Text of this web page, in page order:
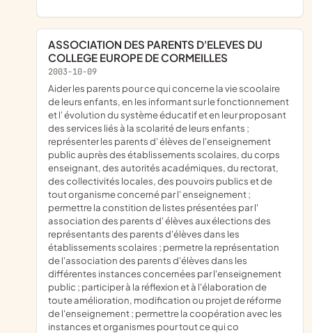
ASSOCIATION DES PARENTS D'ELEVES DU
COLLEGE EUROPE DE CORMEILLES
2003-10-09
aider les parents pour ce qui concerne la vie scoolaire
de leurs enfants, en les informant sur le fonctionnement
et l' évolution du système éducatif et en leur proposant
des services liés à la scolarité de leurs enfants ;
représenter les parents d' élèves de l'enseignement
public auprès des établissements scolaires, du corps
enseignant, des autorités académiques, du rectorat,
des collectivités locales, des pouvoirs publics et de
tout organisme concerné par l' enseignement ;
permettre la constition de listes présentées par l'
association des parents d' élèves aux élections des
représentants des parents d'élèves dans les
établissements scolaires ; permetre la représentation
de l'association des parents d'élèves dans les
différentes instances concernées par l'enseignement
public ; participer à la réflexion et à l'élaboration de
toute amélioration, modification ou projet de réforme
de l'enseignement ; permettre la coopération avec les
instances et organismes pour tout ce qui co